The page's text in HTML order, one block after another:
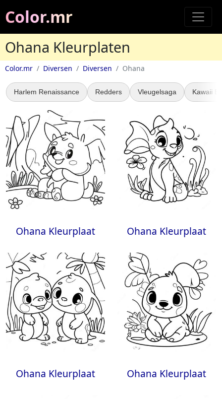
Color.mr
Ohana Kleurplaten
Color.mr Diversen Diversen Ohana
Harlem Renaissance Redders Vleugelsaga Kawaii
Ohana Kleurplaat Ohana Kleurplaat
Ohana Kleurplaat Ohana Kleurplaat